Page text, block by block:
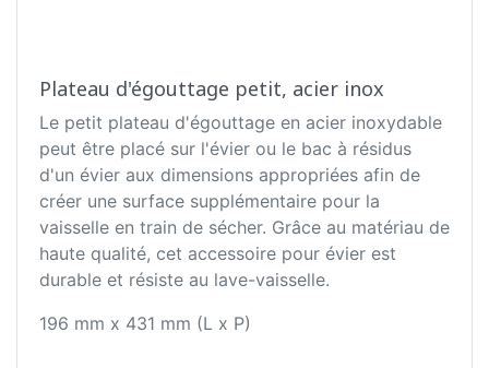
Plateau d'égouttage petit, acier inox
Le petit plateau d'égouttage en acier inoxydable
peut être placé sur l'évier ou le bac à résidus
d'un évier aux dimensions appropriées afin de
créer une surface supplémentaire pour la
vaisselle en train de sécher. Grâce au matériau de
haute qualité, cet accessoire pour évier est
durable et résiste au lave-vaisselle.
196 mm x 431 mm (L x P)